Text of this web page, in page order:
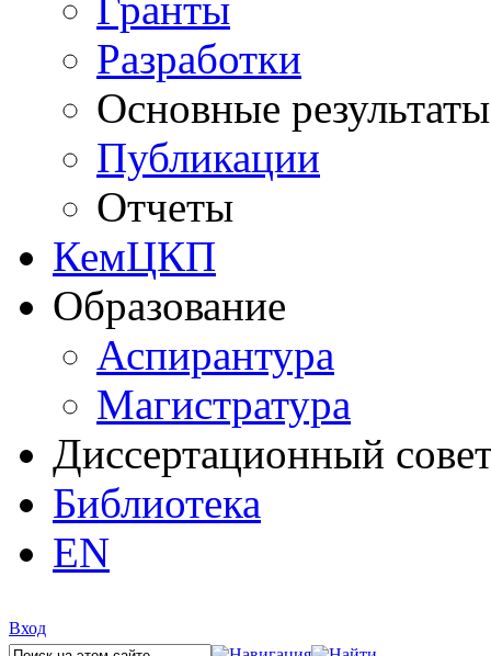
Разработки
Основные результаты
Публикации
Отчеты
КемЦКП
Образование
Аспирантура
Магистратура
Диссертационный
Библиотека
EN
Вход